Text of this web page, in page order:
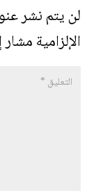
لن يتم نشر
الإلزامية مشار